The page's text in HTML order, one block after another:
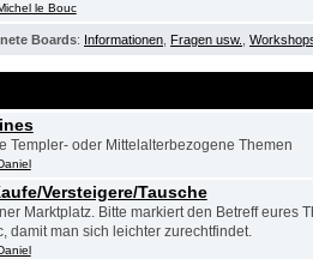
le Bouc
Boards: Informationen Fragen usw.
Templer- oder Mittelalterbezogene Themen
Versteigere/Tausche
Marktplatz. Bitte markiert den Betreff eures
damit man sich leichter zurechtfindet.